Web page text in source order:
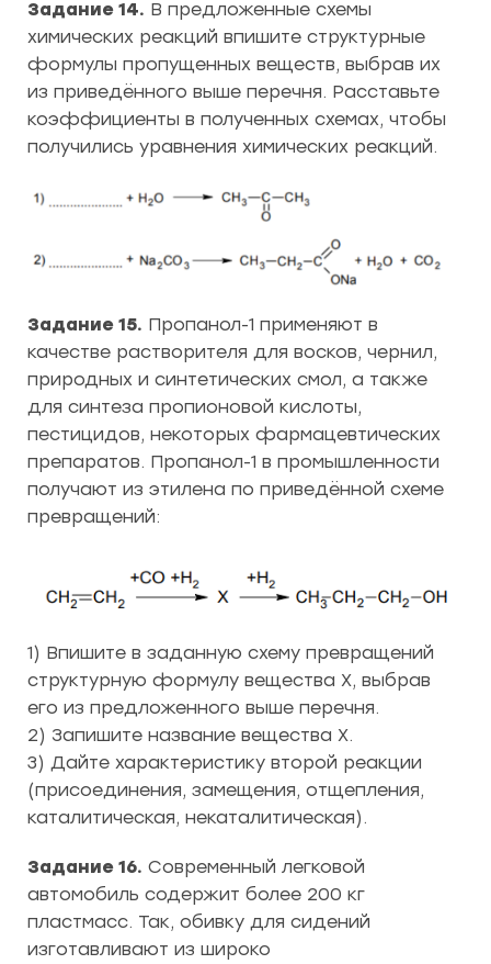
Задание 14. В предложенные схемы
химических реакций впишите структурные
формулы пропущенных веществ, выбрав их
из приведённого выше перечня. Расставьте
коэффициенты в полученных схемах, чтобы
получились уравнения химических реакций.
Задание 15. Пропанол-1 применяют в
качестве растворителя для восков, чернил,
природных и синтетических смол, а также
для синтеза пропионовой кислоты,
пестицидов, некоторых фармацевтических
препаратов. Пропанол-1 в промышленности
получают из этилена по приведённой схеме
превращений:
1) Впишите в заданную схему превращений
структурную формулу вещества Х, выбрав
его из предложенного выше перечня.
2) Запишите название вещества Х.
3) Дайте характеристику второй реакции
(присоединения, замещения, отщепления,
каталитическая, некаталитическая).
Задание 16. Современный легковой
автомобиль содержит более 200 кг
пластмасс. Так, обивку для сидений
изготавливают из широко